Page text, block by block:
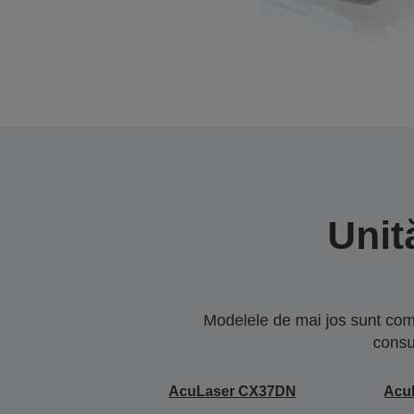
Modelele de mai jos sunt
AcuLaser CX37DN